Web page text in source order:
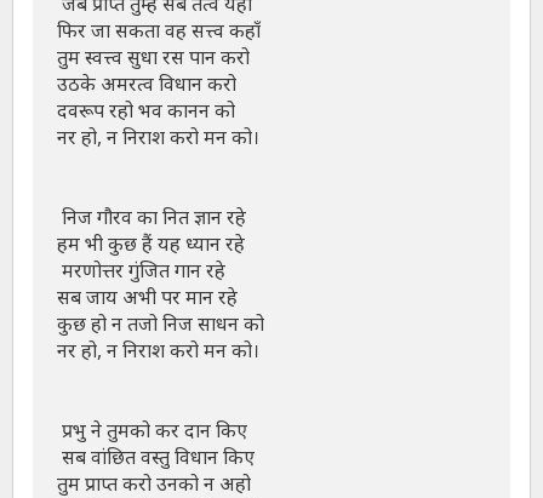
फिर जा सकता वह सत्त्व कहाँ
तुम स्वत्त्व सुधा रस पान करो
उठके अमरत्व विधान करो
दवरूप रहो भव कानन को
नर हो, न निराश करो मन को।
हम भी कुछ हैं यह ध्यान रहे
सब जाय अभी पर मान रहे
कुछ हो न तजो निज साधन को
नर हो, न निराश करो मन को।
तुम प्राप्त करो उनको न अहो